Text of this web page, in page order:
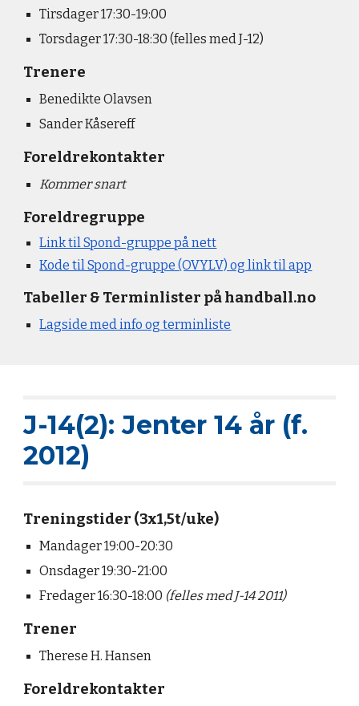
Tirsdager17:30-19:00
Torsdager17:30-18:30 (fellesmed J-12)
Trenere
Benedikte Olavsen
Sander Kåsereff
Foreldrekontakter
Kommer snart
Foreldregruppe
Link til Spond-gruppe på nett
Kode til Spond-gruppe (OVYLV) og link til app
Tabeller & Terminlister på handball.no
Lagside med info og terminliste
J-14(2): Jenter 14 år (f.
2012)
Treningstider (3x1,5t/uke)
Mandager 19:00-20:30
Onsdager19:30-21:00
Fredager 16:30-18:00 (felles med J-14 2011)
Trener
Therese H. Hansen
Foreldrekontakter